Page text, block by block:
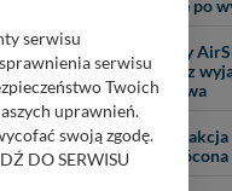
wodzie po
29.07
Mazury
edycja z
lotnictwa
25.07
Nocna
serwisu
serwisu
Twoich
uprawnień.
swoją zgodę.
DO SERWISU